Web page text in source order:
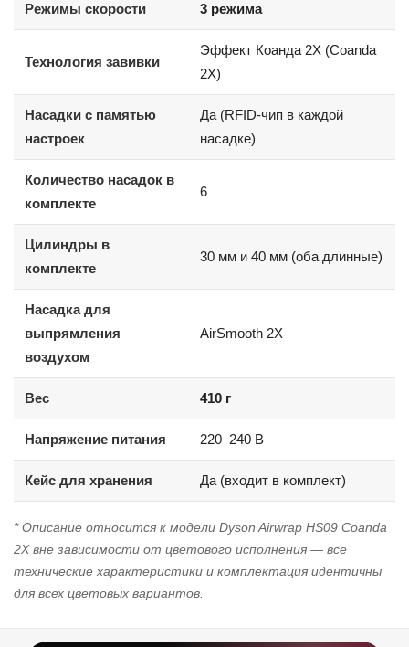
Режимы скорости 3 режима
Технология завивки
Эффект Коанда 2X (Coanda
2X)
Насадки с памятью
настроек
Да (RFID-чип в каждой
насадке)
Количество насадок в
комплекте
6
Цилиндры в
комплекте
30 мм и 40 мм (оба длинные)
Насадка для
выпрямления
воздухом
AirSmooth 2X
Вес 410 г
Напряжение питания 220–240 В
Кейс для хранения Да (входит в комплект)
* Описание относится к модели Dyson Airwrap HS09 Coanda
2X вне зависимости от цветового исполнения — все
технические характеристики и комплектация идентичны
для всех цветовых вариантов.